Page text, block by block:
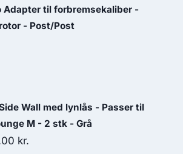
Adapter til forbremsekaliber -
- Post/Post
Wall med lynlås - Passer til
M - 2 stk - Grå
kr.